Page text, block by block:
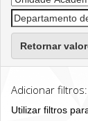
Retornar
Adicionar filtros:
Utilizar filtros